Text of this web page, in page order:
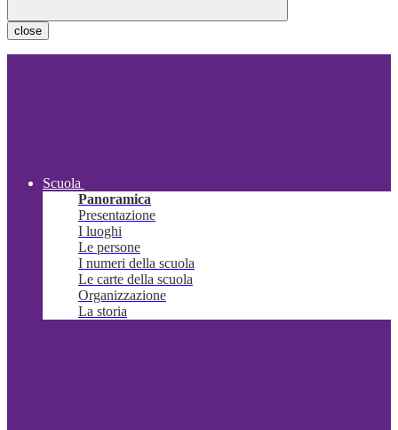
close
Scuola
Panoramica
Presentazione
I luoghi
Le persone
I numeri della scuola
Le carte della scuola
Organizzazione
La storia